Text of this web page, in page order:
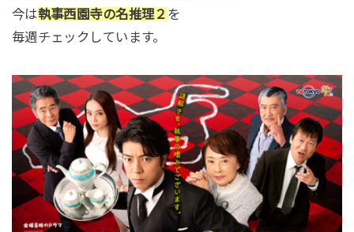
今は執事西園寺の名推理２ を
毎週チェックしています。